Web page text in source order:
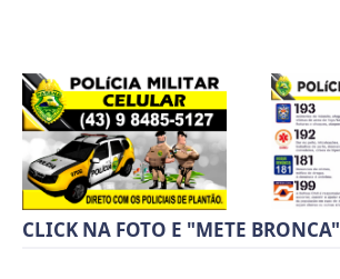
CLICK NA FOTO E "METE BRONCA"